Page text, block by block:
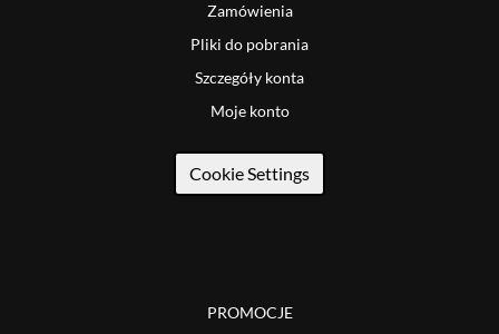
Zamówienia
Pliki do pobrania
Szczegóły konta
Moje konto
Cookie Settings
PROMOCJE